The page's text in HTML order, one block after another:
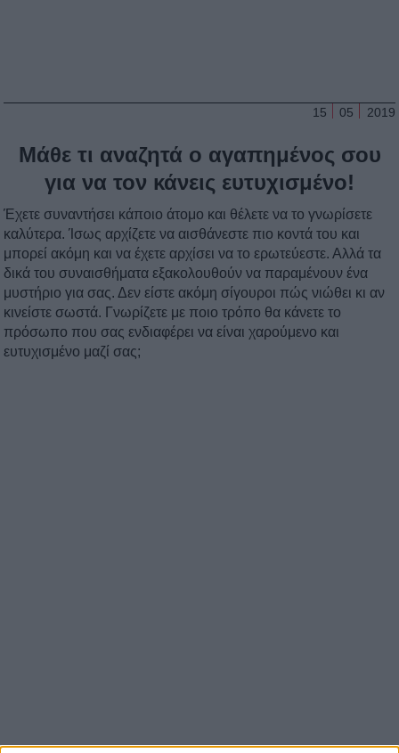
15 05 2019
Μάθε τι αναζητά ο αγαπημένος σου
για να τον κάνεις ευτυχισμένο!
Έχετε συναντήσει κάποιο άτομο και θέλετε να το γνωρίσετε
καλύτερα. Ίσως αρχίζετε να αισθάνεστε πιο κοντά του και
μπορεί ακόμη και να έχετε αρχίσει να το ερωτεύεστε. Αλλά τα
δικά του συναισθήματα εξακολουθούν να παραμένουν ένα
μυστήριο για σας. Δεν είστε ακόμη σίγουροι πώς νιώθει κι αν
κινείστε σωστά. Γνωρίζετε με ποιο τρόπο θα κάνετε το
πρόσωπο που σας ενδιαφέρει να είναι χαρούμενο και
ευτυχισμένο μαζί σας;